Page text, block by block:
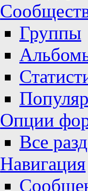
Группы
Опции
Все
Навигация